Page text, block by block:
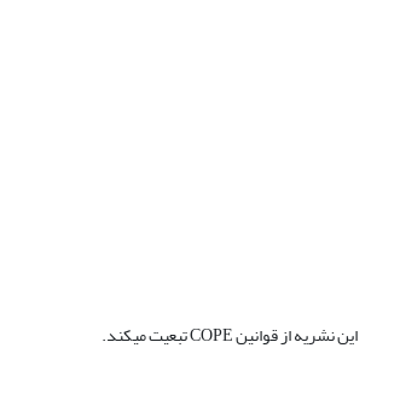
این نشریه از قوانین COPE تبعیت میکند.